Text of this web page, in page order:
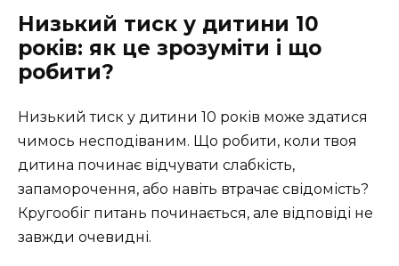
Низький тиск у дитини 10
років: як це зрозуміти і що
робити?
Низький тиск у дитини 10 років може здатися
чимось несподіваним. Що робити, коли твоя
дитина починає відчувати слабкість,
запаморочення, або навіть втрачає свідомість?
Кругообіг питань починається, але відповіді не
завжди очевидні.